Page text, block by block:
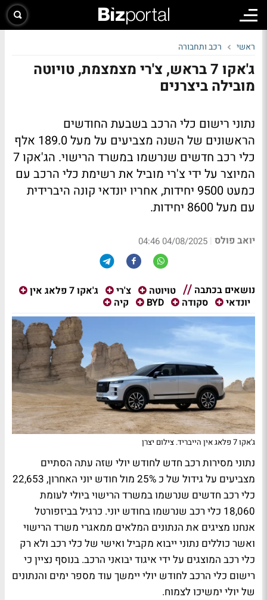
ראשי רכב ותחבורה
ג'אקו 7 בראש, צ'רי מצמצמת, טויוטה
מובילה ביצרנים
נתוני רישום כלי הרכב בשבעת החודשים
הראשונים של השנה מצביעים על מעל 189.0 אלף
כלי רכב חדשים שנרשמו במשרד הרישוי. הג'אקו 7
המיוצר על ידי צ'רי מוביל את רשימת כלי הרכב עם
כמעט 9500 יחידות, אחריו יונדאי קונה היברידית
עם מעל 8600 יחידות.
יואב פולס |
04/08/2025 04:46
נושאים בכתבה טויוטה צ'רי
ג'אקו 7 פלאג אין
יונדאי
סקודה BYD קיה
ג'אקו 7 פלאג אין הייבריד. צילום יצרן
נתוני מסירות רכב חדש לחודש יולי שזה עתה הסתיים
מצביעים על גידול של כ 25% מול חודש יוני האחרון, 22,653
כלי רכב חדשים שנרשמו במשרד הרישוי ביולי לעומת
18,060 כלי רכב שנרשמו בחודש יוני. כרגיל בביזפורטל
אנחנו מציגים את הנתונים המלאים ממאגרי משרד הרישוי
ואשר כוללים נתוני ייבוא מקביל ואישי של כלי רכב ולא רק
כלי רכב המוצגים על ידי איגוד יבואני הרכב. בנוסף נציין כי
רישום כלי הרכב לחודש יולי יימשך עוד מספר ימים והנתונים
של יולי ימשיכו לצמוח.